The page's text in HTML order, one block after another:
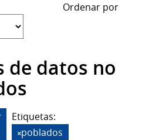
Ordenar por
de datos no
Etiquetas:
poblados